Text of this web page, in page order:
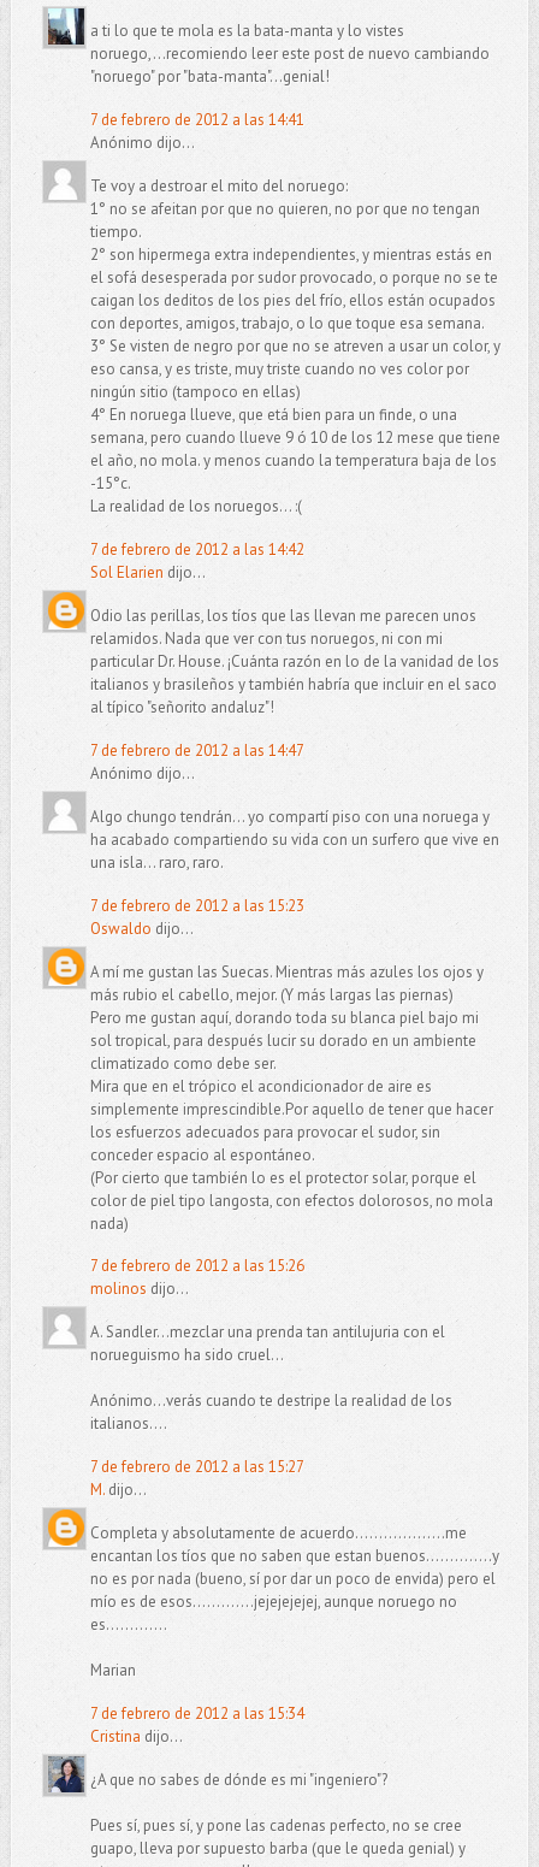
a ti lo que te mola es la bata-manta y lo vistes
noruego,...recomiendo leer este post de nuevo cambiando
"noruego" por "bata-manta"...genial!
7 de febrero de 2012 a las 14:41
Anónimo dijo...
Te voy a destroar el mito del noruego:
1° no se afeitan por que no quieren, no por que no tengan
tiempo.
2° son hipermega extra independientes, y mientras estás en
el sofá desesperada por sudor provocado, o porque no se te
caigan los deditos de los pies del frío, ellos están ocupados
con deportes, amigos, trabajo, o lo que toque esa semana.
3° Se visten de negro por que no se atreven a usar un color, y
eso cansa, y es triste, muy triste cuando no ves color por
ningún sitio (tampoco en ellas)
4° En noruega llueve, que etá bien para un finde, o una
semana, pero cuando llueve 9 ó 10 de los 12 mese que tiene
el año, no mola. y menos cuando la temperatura baja de los
-15°c.
La realidad de los noruegos... :(
7 de febrero de 2012 a las 14:42
Sol Elarien dijo...
Odio las perillas, los tíos que las llevan me parecen unos
relamidos. Nada que ver con tus noruegos, ni con mi
particular Dr. House. ¡Cuánta razón en lo de la vanidad de los
italianos y brasileños y también habría que incluir en el saco
al típico "señorito andaluz"!
7 de febrero de 2012 a las 14:47
Anónimo dijo...
Algo chungo tendrán... yo compartí piso con una noruega y
ha acabado compartiendo su vida con un surfero que vive en
una isla... raro, raro.
7 de febrero de 2012 a las 15:23
Oswaldo dijo...
A mí me gustan las Suecas. Mientras más azules los ojos y
más rubio el cabello, mejor. (Y más largas las piernas)
Pero me gustan aquí, dorando toda su blanca piel bajo mi
sol tropical, para después lucir su dorado en un ambiente
climatizado como debe ser.
Mira que en el trópico el acondicionador de aire es
simplemente imprescindible.Por aquello de tener que hacer
los esfuerzos adecuados para provocar el sudor, sin
conceder espacio al espontáneo.
(Por cierto que también lo es el protector solar, porque el
color de piel tipo langosta, con efectos dolorosos, no mola
nada)
7 de febrero de 2012 a las 15:26
molinos dijo...
A. Sandler...mezclar una prenda tan antilujuria con el
norueguismo ha sido cruel...
Anónimo...verás cuando te destripe la realidad de los
italianos....
7 de febrero de 2012 a las 15:27
M.dijo...
Completa y absolutamente de acuerdo...................me
encantan los tíos que no saben que estan buenos..............y
no es por nada (bueno, sí por dar un poco de envida) pero el
mío es de esos.............jejejejejej, aunque noruego no
es.............
Marian
7 de febrero de 2012 a las 15:34
Cristina dijo...
¿A que no sabes de dónde es mi "ingeniero"?
Pues sí, pues sí, y pone las cadenas perfecto, no se cree
guapo, lleva por supuesto barba (que le queda genial) y